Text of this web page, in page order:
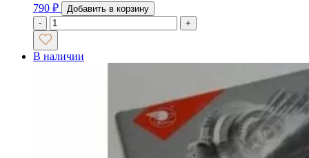
790 ₽
Добавить в корзину
-
+
В наличии